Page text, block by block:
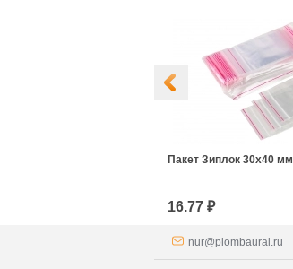
Пакет Зиплок 30х40 мм
16.77 ₽
nur@plombaural.ru